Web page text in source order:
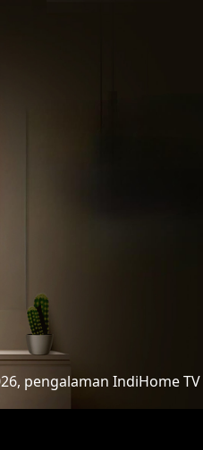
pengalaman IndiHome TV